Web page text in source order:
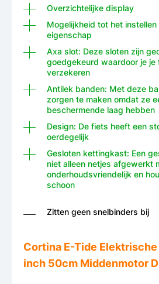
Overzichtelijke display
Mogelijkheid tot het
eigenschap
Axa slot: Deze sloten zijn
goedgekeurd waardoor je je
verzekeren
Antilek banden: Met deze
zorgen te maken omdat ze
beschermende laag hebben
Design: De fiets heeft een
oerdegelijk
Gesloten kettingkast: Een
niet alleen netjes afgewerkt
onderhoudsvriendelijk en
schoon
Zitten geen snelbinders bij
Cortina E-Tide
inch 50cm Middenmotor